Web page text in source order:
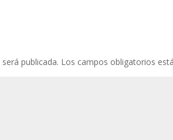
publicada. Los campos obligatorios